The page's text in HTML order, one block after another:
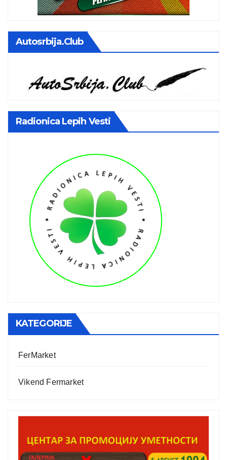
Autosrbija.club
Radionica Lepih Vesti
KATEGORIJE
FerMarket
Vikend Fermarket